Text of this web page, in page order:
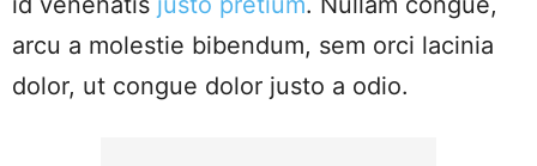
arcu a molestie bibendum, sem orci lacinia
dolor, ut congue dolor justo a odio.